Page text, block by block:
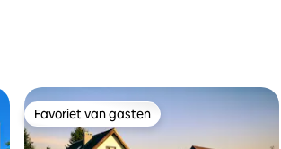
Favoriet van gasten
Favoriet van gasten